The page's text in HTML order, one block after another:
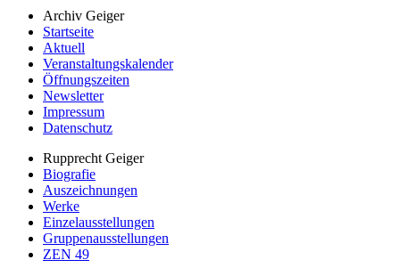
Archiv Geiger
Startseite
Aktuell
Veranstaltungskalender
Öffnungszeiten
Newsletter
Impressum
Datenschutz
Rupprecht Geiger
Biografie
Auszeichnungen
Werke
Einzelausstellungen
Gruppenausstellungen
ZEN 49